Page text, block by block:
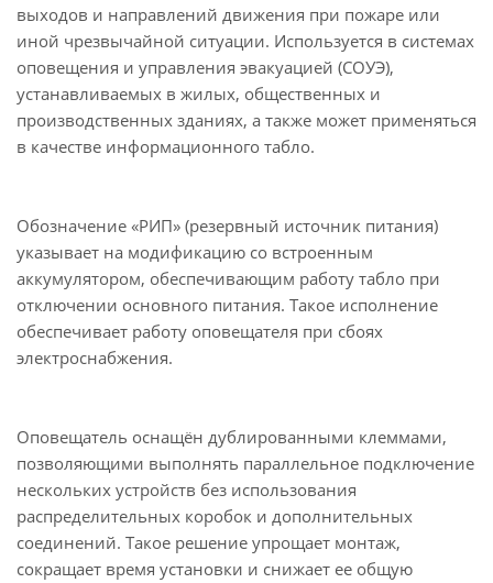
выходов и направлений движения при пожаре или
иной чрезвычайной ситуации. Используется в системах
оповещения и управления эвакуацией (СОУЭ),
устанавливаемых в жилых, общественных и
производственных зданиях, а также может применяться
в качестве информационного табло.
Обозначение «РИП» (резервный источник питания)
указывает на модификацию со встроенным
аккумулятором, обеспечивающим работу табло при
отключении основного питания. Такое исполнение
обеспечивает работу оповещателя при сбоях
электроснабжения.
Оповещатель оснащён дублированными клеммами,
позволяющими выполнять параллельное подключение
нескольких устройств без использования
распределительных коробок и дополнительных
соединений. Такое решение упрощает монтаж,
сокращает время установки и снижает ее общую